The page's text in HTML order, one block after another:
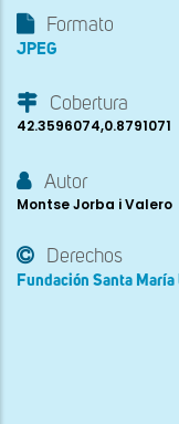
Formato
JPEG
Cobertura
42.3596074,0.8791071
Autor
Montse Jorba i Valero
Derechos
Fundación Santa